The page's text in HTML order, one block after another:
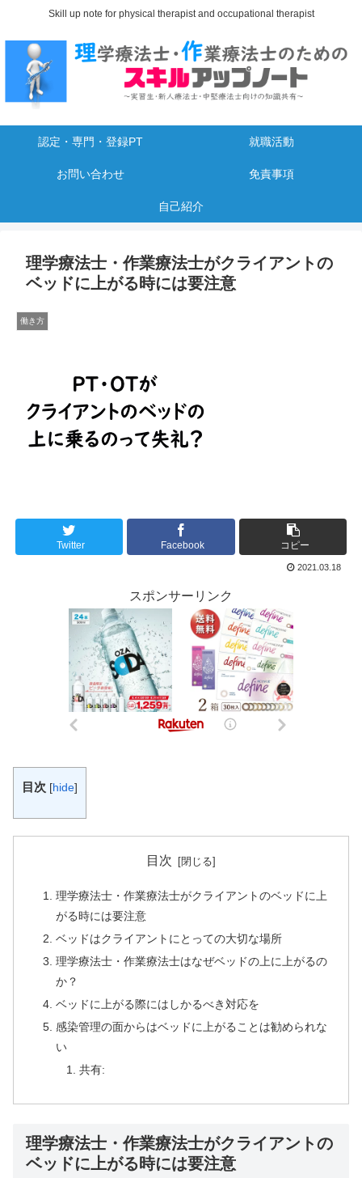
Skill up note for physical therapist and occupational therapist
認定・専門・登録PT 就職活動
お問い合わせ 免責事項
自己紹介
理学療法士・作業療法士がクライアントの
ベッドに上がる時には要注意
働き方
Twitter Facebook コピー
2021.03.18
スポンサーリンク
目次 [hide]
目次
理学療法士・作業療法士がクライアントのベッドに上
がる時には要注意
ベッドはクライアントにとっての大切な場所
理学療法士・作業療法士はなぜベッドの上に上がるの
か？
ベッドに上がる際にはしかるべき対応を
感染管理の面からはベッドに上がることは勧められな
い
共有:
理学療法士・作業療法士がクライアントの
ベッドに上がる時には要注意